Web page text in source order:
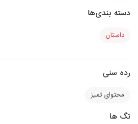
دسته بندی‌ها
داستان
رده سنی
محتوای تمیز
تگ ها